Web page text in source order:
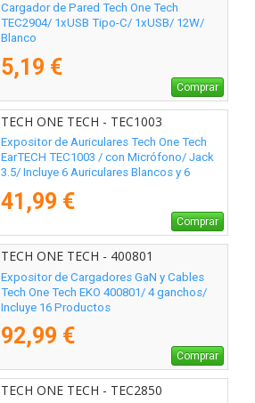
Cargador de Pared Tech One Tech
TEC2904/ 1xUSB Tipo-C/ 1xUSB/ 12W/
Blanco
5,19 €
Comprar
TECH ONE TECH - TEC1003
Expositor de Auriculares Tech One Tech
EarTECH TEC1003 / con Micrófono/ Jack
3.5/ Incluye 6 Auriculares Blancos y 6
41,99 €
Comprar
TECH ONE TECH - 400801
Expositor de Cargadores GaN y Cables
Tech One Tech EKO 400801/ 4 ganchos/
Incluye 16 Productos
92,99 €
Comprar
TECH ONE TECH - TEC2850